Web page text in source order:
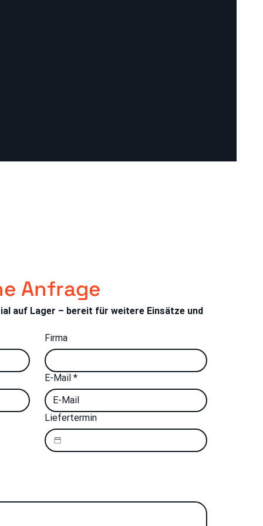
Anfrage
auf Lager – bereit für weitere Einsätze und
Firma
E-Mail *
Liefertermin